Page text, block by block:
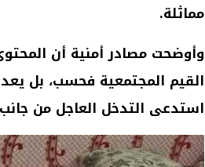
مماثلة.
وأوضحت مصادر أمنية أن
القيم المجتمعية فحسب، بل
استدعى التدخل العاجل من جانب